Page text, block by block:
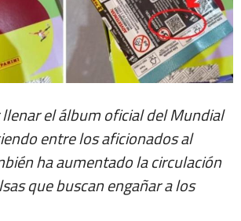
el álbum oficial del Mundial
entre los aficionados al
ha aumentado la circulación
que buscan engañar a los